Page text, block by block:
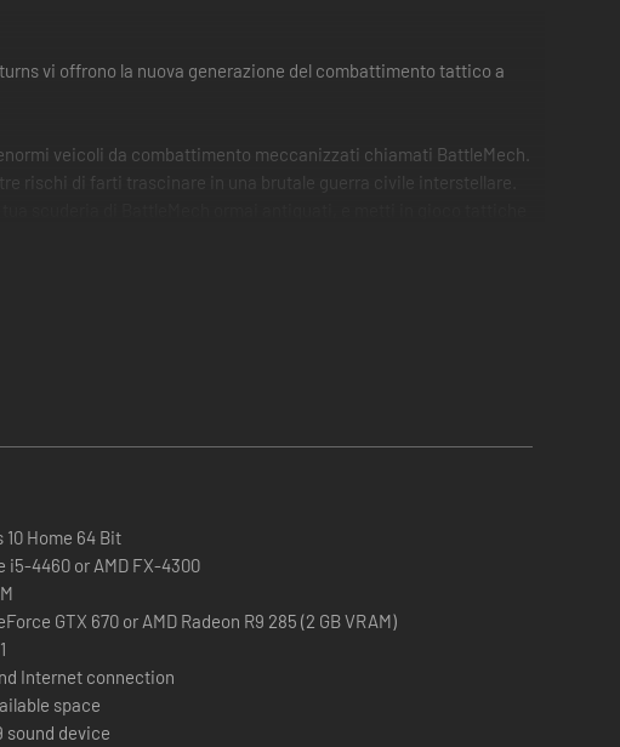
vi offrono la nuova generazione del combattimento tattico a
veicoli da combattimento meccanizzati chiamati BattleMech.
rischi di farti trascinare in una brutale guerra civile interstellare.
superare in agilità e astuzia gli avversari.
ovunque per lo spazio, assumendoti missioni e gestendo la tua
della tua sgangherata compagnia di ventura.
10 Home 64 Bit
i5-4460 or AMD FX-4300
GTX 670 or AMD Radeon R9 285 (2 GB VRAM)
Internet connection
space
sound device